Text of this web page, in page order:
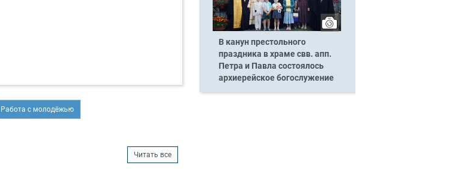
Работа с молодёжью
Читать все
В канун престольного
праздника в храме свв. апп.
Петра и Павла состоялось
архиерейское богослужение